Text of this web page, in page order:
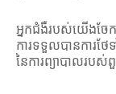
អ្នកជំងឺរបស់យើងច
ការទទួលបានការថ
នៃការព្យាបាលរប